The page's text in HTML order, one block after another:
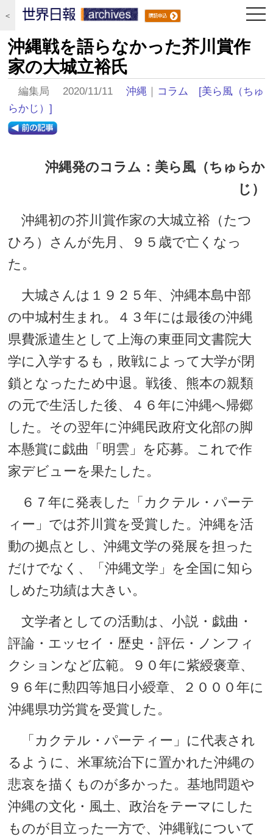
＜
沖縄戦を語らなかった芥川賞作
家の大城立裕氏
編集局 2020/11/11沖縄 ｜ コラム
[美ら風（ちゅ
らかじ）]
沖縄発のコラム：美ら風（ちゅらか
じ）
沖縄初の芥川賞作家の大城立裕（たつ
ひろ）さんが先月、９５歳で亡くなっ
た。
大城さんは１９２５年、沖縄本島中部
の中城村生まれ。４３年には最後の沖縄
県費派遣生として上海の東亜同文書院大
学に入学するも，敗戦によって大学が閉
鎖となったため中退。戦後、熊本の親類
の元で生活した後、４６年に沖縄へ帰郷
した。その翌年に沖縄民政府文化部の脚
本懸賞に戯曲「明雲」を応募。これで作
家デビューを果たした。
６７年に発表した「カクテル・パーテ
ィー」では芥川賞を受賞した。沖縄を活
動の拠点とし、沖縄文学の発展を担った
だけでなく、「沖縄文学」を全国に知ら
しめた功績は大きい。
文学者としての活動は、小説・戯曲・
評論・エッセイ・歴史・評伝・ノンフィ
クションなど広範。９０年に紫綬褒章、
９６年に勲四等旭日小綬章、２０００年に
沖縄県功労賞を受賞した。
「カクテル・パーティー」に代表され
るように、米軍統治下に置かれた沖縄の
悲哀を描くものが多かった。基地問題や
沖縄の文化・風土、政治をテーマにした
ものが目立った一方で、沖縄戦について